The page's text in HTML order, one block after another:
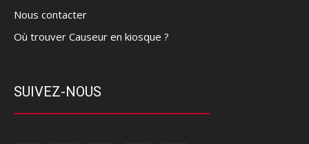
Nous contacter
Où trouver Causeur en kiosque ?
SUIVEZ-NOUS